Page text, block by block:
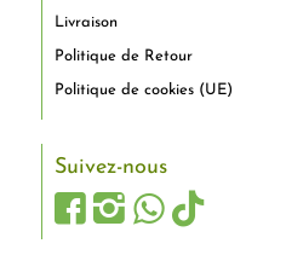
Livraison
Politique de Retour
Politique de cookies (UE)
Suivez-nous